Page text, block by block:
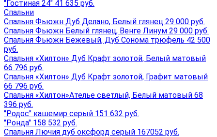
"Гостиная 24" 41 635 руб.
Спальни
Спальня Фьюжн Дуб Делано, Белый глянец 29 000 руб.
Спальня Фьюжн Белый глянец, Венге Линум 29 000 руб.
Спальня Фьюжн Бежевый, Дуб Сонома трюфель 42 500
руб.
Спальня «Хилтон» Дуб Крафт золотой, Белый матовый
66 796 руб.
Спальня «Хилтон» Дуб Крафт золотой, Графит матовый
66 796 руб.
Спальня «Хилтон»Ателье светлый, Белый матовый 68
396 руб.
"Родос" кашемир серый 151 632 руб.
"Ронда" 158 532 руб.
Спальня Лючия дуб оксфорд серый 167052 руб.